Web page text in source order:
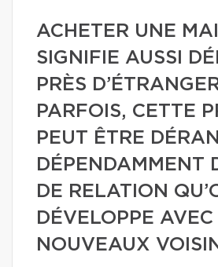
ACHETER UNE
SIGNIFIE AUSSI
PRÈS
PARFOIS, CETTE
PEUT ÊTRE
DÉPENDAMMENT
DE RELATION
DÉVELOPPE AVEC
NOUVEAUX